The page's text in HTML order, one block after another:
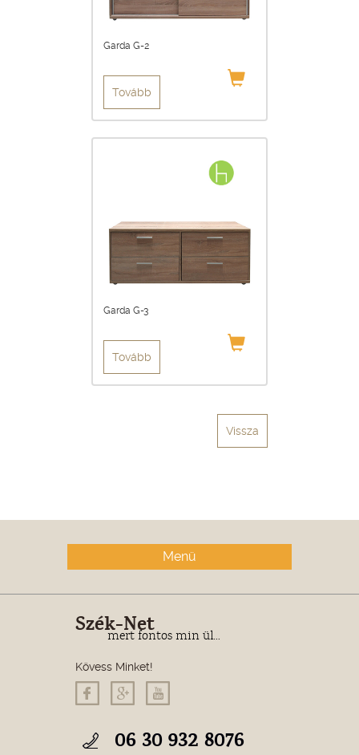
Garda G-2
Tovább
Garda G-3
Tovább
Vissza
Menü
Szék-Net
mert fontos min ül...
Kövess Minket!
06 30 932 8076